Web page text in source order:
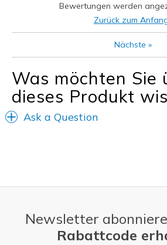
Bewertungen werden
Zurück zum
Nächste »
Was möchten Sie
dieses Produkt
Ask a Question
Newsletter
Rabattcode